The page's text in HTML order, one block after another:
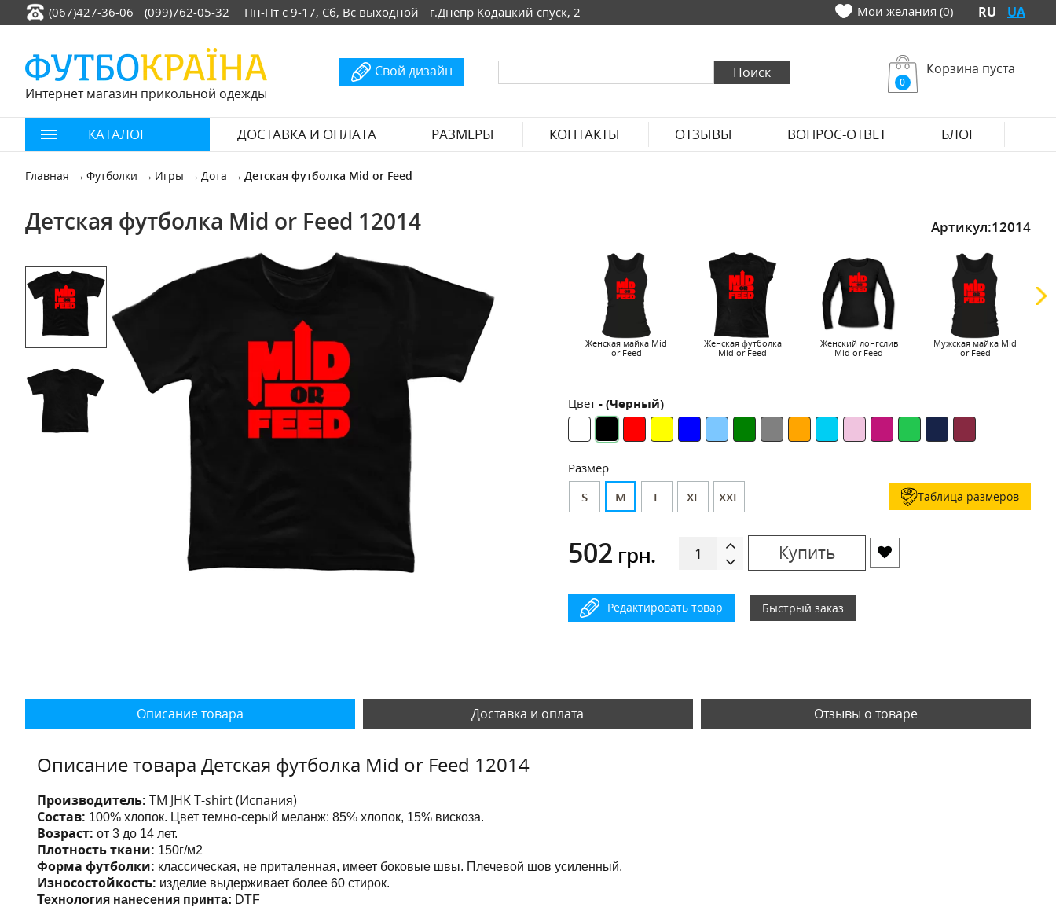
(067)427-36-06 (099)762-05-32 Пн-Пт с 9-17, Сб, Вс выходной г.Днепр Кодацкий спуск, 2 Мои желания (0) RU UA
Интернет магазин прикольной одежды
Свой дизайн
0
Корзина пуста
КАТАЛОГ ДОСТАВКА И ОПЛАТА РАЗМЕРЫ КОНТАКТЫ ОТЗЫВЫ ВОПРОС-ОТВЕТ БЛОГ
Главная Футболки Игры Дота Детская футболка Mid or Feed
Детская футболка Mid or Feed 12014 Артикул:12014
Женская майка Mid
or Feed
Женская футболка
Mid or Feed
Женский лонгслив
Mid or Feed
Мужская майка Mid
or Feed
Цвет - (Черный)
Размер
S
M L XL XXL Таблица размеров
502 грн. Купить
Редактировать товар Быстрый заказ
Описание товара Доставка и оплата Отзывы о товаре
Описание товара Детская футболка Mid or Feed 12014
Производитель: ТМ JHK T-shirt (Испания)
Состав: 100% хлопок. Цвет темно-серый меланж: 85% хлопок, 15% вискоза.
Возраст: от 3 до 14 лет.
Плотность ткани: 150г/м2
Форма футболки: классическая, не приталенная, имеет боковые швы. Плечевой шов усиленный.
Износостойкость: изделие выдерживает более 60 стирок.
Технология нанесения принта: DTF